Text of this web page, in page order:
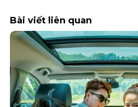
Bài viết liên quan